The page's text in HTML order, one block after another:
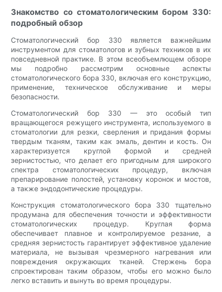
Знакомство со стоматологическим бором 330:
подробный обзор
Стоматологический бор 330 является важнейшим
инструментом для стоматологов и зубных техников в их
повседневной практике. В этом всеобъемлющем обзоре
мы подробно рассмотрим основные аспекты
стоматологического бора 330, включая его конструкцию,
применение, техническое обслуживание и меры
безопасности.
Стоматологический бор 330 — это особый тип
вращающегося режущего инструмента, используемого в
стоматологии для резки, сверления и придания формы
твердым тканям, таким как эмаль, дентин и кость. Он
характеризуется круглой формой и средней
зернистостью, что делает его пригодным для широкого
спектра стоматологических процедур, включая
препарирование полостей, установку коронок и мостов,
а также эндодонтические процедуры.
Конструкция стоматологического бора 330 тщательно
продумана для обеспечения точности и эффективности
стоматологических процедур. Круглая форма
обеспечивает плавное и контролируемое резание, а
средняя зернистость гарантирует эффективное удаление
материала, не вызывая чрезмерного нагревания или
повреждения окружающих тканей. Стержень бора
спроектирован таким образом, чтобы его можно было
легко вставить и вынуть во время процедуры.